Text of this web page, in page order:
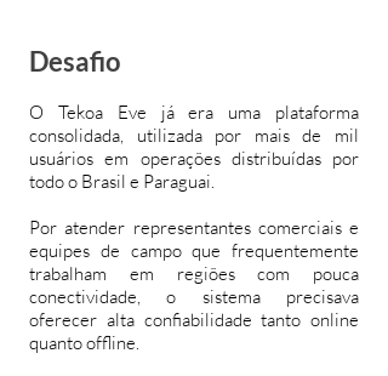
Desafio
O Tekoa Eve já era uma plataforma
consolidada, utilizada por mais de mil
usuários em operações distribuídas por
todo o Brasil e Paraguai.
Por atender representantes comerciais e
equipes de campo que frequentemente
trabalham em regiões com pouca
conectividade, o sistema precisava
oferecer alta confiabilidade tanto online
quanto offline.